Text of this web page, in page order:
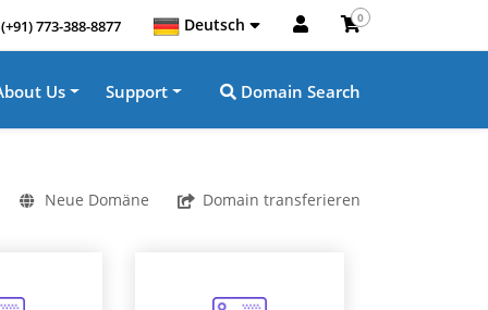
(+91) 773-388-8877 Deutsch 0
Us Support Domain Search
Neue Domäne Domain transferieren